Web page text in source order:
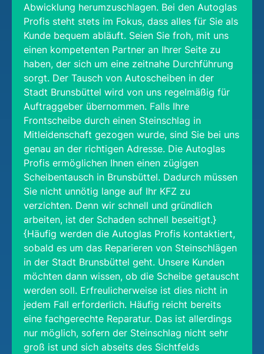
Abwicklung herumzuschlagen. Bei den Autoglas
Profis steht stets im Fokus, dass alles für Sie als
Kunde bequem abläuft. Seien Sie froh, mit uns
einen kompetenten Partner an Ihrer Seite zu
haben, der sich um eine zeitnahe Durchführung
sorgt. Der Tausch von Autoscheiben in der
Stadt Brunsbüttel wird von uns regelmäßig für
Auftraggeber übernommen. Falls Ihre
Frontscheibe durch einen Steinschlag in
Mitleidenschaft gezogen wurde, sind Sie bei uns
genau an der richtigen Adresse. Die Autoglas
Profis ermöglichen Ihnen einen zügigen
Scheibentausch in Brunsbüttel. Dadurch müssen
Sie nicht unnötig lange auf Ihr KFZ zu
verzichten. Denn wir schnell und gründlich
arbeiten, ist der Schaden schnell beseitigt.}
{Häufig werden die Autoglas Profis kontaktiert,
sobald es um das Reparieren von Steinschlägen
in der Stadt Brunsbüttel geht. Unsere Kunden
möchten dann wissen, ob die Scheibe getauscht
werden soll. Erfreulicherweise ist dies nicht in
jedem Fall erforderlich. Häufig reicht bereits
eine fachgerechte Reparatur. Das ist allerdings
nur möglich, sofern der Steinschlag nicht sehr
groß ist und sich abseits des Sichtfelds